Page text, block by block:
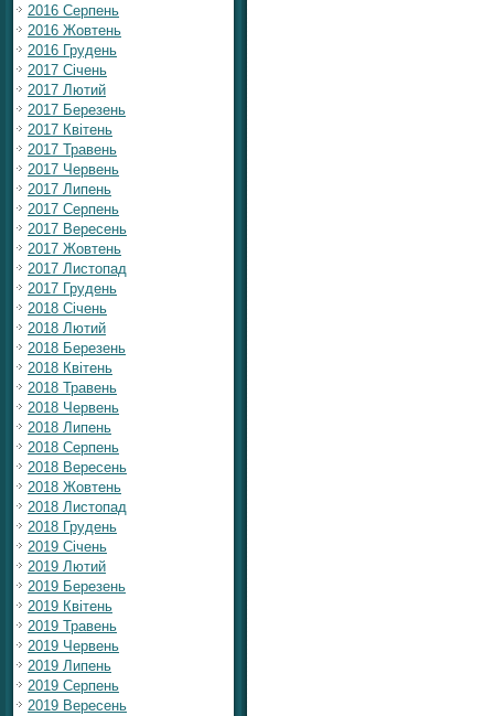
2016 Серпень
2016 Жовтень
2016 Грудень
2017 Січень
2017 Лютий
2017 Березень
2017 Квітень
2017 Травень
2017 Червень
2017 Липень
2017 Серпень
2017 Вересень
2017 Жовтень
2017 Листопад
2017 Грудень
2018 Січень
2018 Лютий
2018 Березень
2018 Квітень
2018 Травень
2018 Червень
2018 Липень
2018 Серпень
2018 Вересень
2018 Жовтень
2018 Листопад
2018 Грудень
2019 Січень
2019 Лютий
2019 Березень
2019 Квітень
2019 Травень
2019 Червень
2019 Липень
2019 Серпень
2019 Вересень